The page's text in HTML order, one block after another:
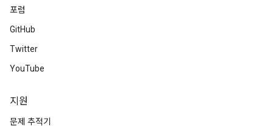
포럼
GitHub
Twitter
YouTube
지원
문제 추적기